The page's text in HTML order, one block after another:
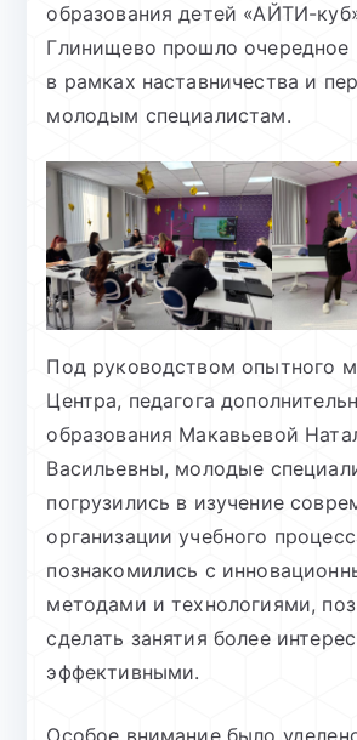
образования детей «АЙТИ-
Глинищево прошло очередное
в рамках наставничества и
молодым специалистам.
Под руководством опытного
Центра, педагога
образования Макавьевой
Васильевны, молодые
погрузились в изучение
организации учебного
познакомились с
методами и технологиями,
сделать занятия более
эффективными.